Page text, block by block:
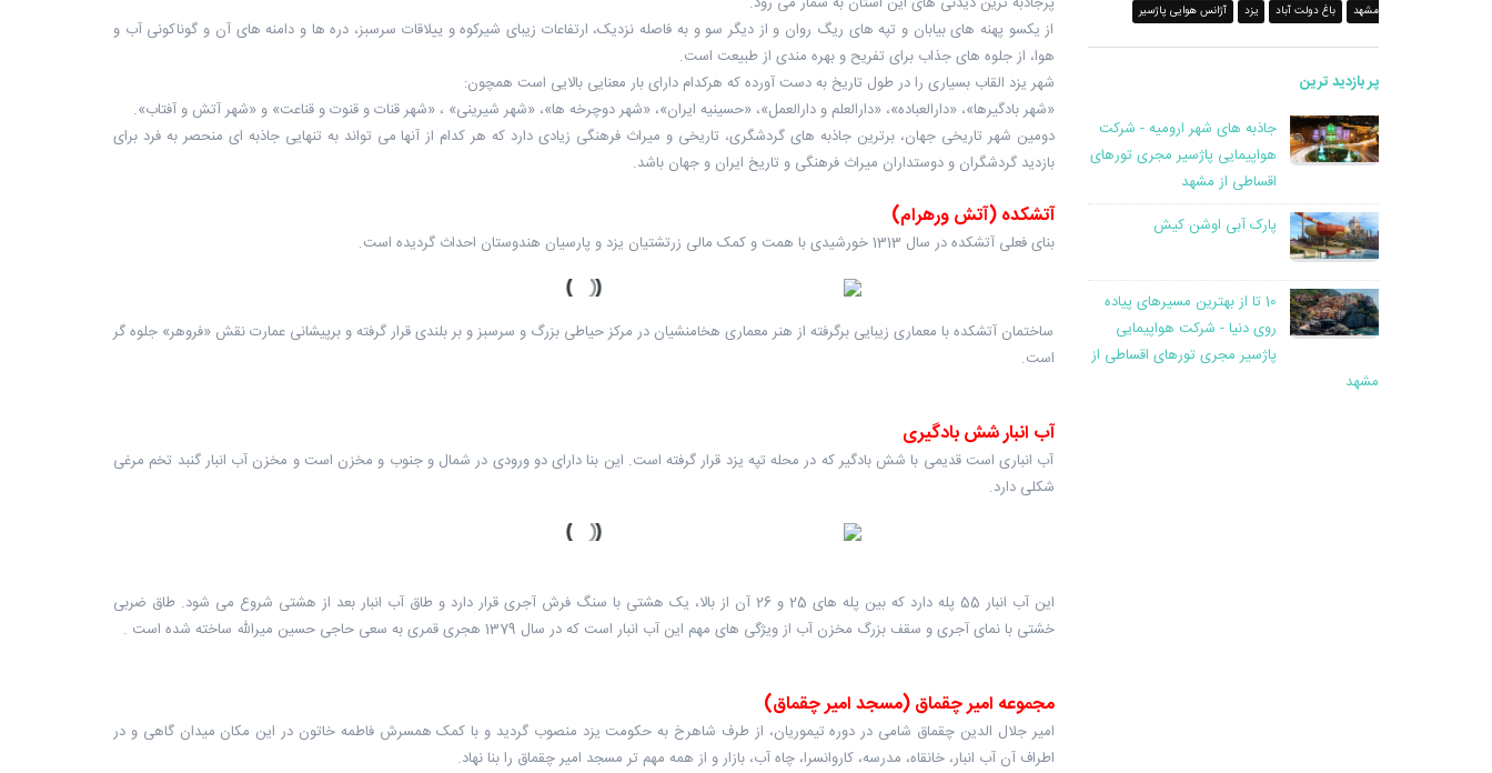
مشهد
باغ دولت آباد یزد آژانس هوایی پاژسیر
پر بازدید ترین
جاذبه های شهر ارومیه - شرکت
هواپیمایی پاژسیر مجری تورهای
اقساطی از مشهد
پارک آبی اوشن کیش
10 تا از بهترین مسیرهای پیاده
روی دنیا - شرکت هواپیمایی
پاژسیر مجری تورهای اقساطی از
مشهد
از یکسو پهنه های بیابان و تپه های ریگ روان و از دیگر سو و به فاصله نزدیک، ارتفاعات زیبای شیرکوه و ییلاقات سرسبز، دره ها و دامنه های آن و گوناکونی آب و
هوا، از جلوه های جذاب برای تفریح و بهره مندی از طبیعت است.
شهر یزد القاب بسیاری را در طول تاریخ به دست آورده که هرکدام دارای بار معنایی بالایی است همچون:
«شهر بادگیرها»، «دارالعباده»، «دارالعلم و دارالعمل»، «حسینیه ایران»، «شهر دوچرخه ها»، «شهر شیرینی» ، «شهر قنات و قنوت و قناعت» و «شهر آتش و آفتاب».
دومین شهر تاریخی جهان، برترین جاذبه های گردشگری، تاریخی و میراث فرهنگی زیادی دارد که هر کدام از آنها می تواند به تنهایی جاذبه ای منحصر به فرد برای
بازدید گردشگران و دوستداران میراث فرهنگی و تاریخ ایران و جهان باشد.
آتشکده (آتش ورهرام)
بنای فعلی آتشکده در سال 1313 خورشیدی با همت و کمک مالی زرتشتیان یزد و پارسیان هندوستان احداث گردیده است.
ساختمان آتشکده با معماری زیبایی برگرفته از هنر معماری هخامنشیان در مرکز حیاطی بزرگ و سرسبز و بر بلندی قرار گرفته و برپیشانی عمارت نقش «فروهر» جلوه گر
است.
آب انبار شش بادگیری
آب انباری است قدیمی با شش بادگیر که در محله تپه یزد قرار گرفته است. این بنا دارای دو ورودی در شمال و جنوب و مخزن است و مخزن آب انبار گنبد تخم مرغی
شکلی دارد.
این آب انبار 55 پله دارد که بین پله های 25 و 26 آن از بالا، یک هشتی با سنگ فرش آجری قرار دارد و طاق آب انبار بعد از هشتی شروع می شود. طاق ضربی
خشتی با نمای آجری و سقف بزرگ مخزن آب از ویژگی های مهم این آب انبار است که در سال 1379 هجری قمری به سعی حاجی حسین میرالله ساخته شده است .
مجموعه امیر چقماق (مسجد امیر چقماق)
امیر جلال الدین چقماق شامی در دوره تیموریان، از طرف شاهرخ به حکومت یزد منصوب گردید و با کمک همسرش فاطمه خاتون در این مکان میدان گاهی و در
اطراف آن آب انبار، خانقاه، مدرسه، کاروانسرا، چاه آب، بازار و از همه مهم تر مسجد امیر چقماق را بنا نهاد.